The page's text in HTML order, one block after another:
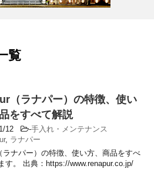
覧
（ラナパー）の特徴、使い
をすべて解説
12 -手入れ・メンテナンス
, ラナパー
ラナパー）の特徴、使い方、商品をすべ
す。 出典：https://www.renapur.co.jp/